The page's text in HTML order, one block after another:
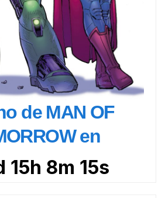
de MAN OF
en
15h 8m 13s